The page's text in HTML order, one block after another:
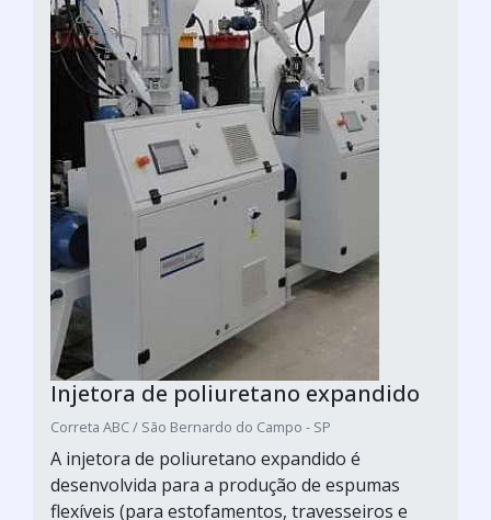
Injetora de poliuretano expandido
Correta ABC / São Bernardo do Campo - SP
A injetora de poliuretano expandido é
desenvolvida para a produção de espumas
flexíveis (para estofamentos, travesseiros e